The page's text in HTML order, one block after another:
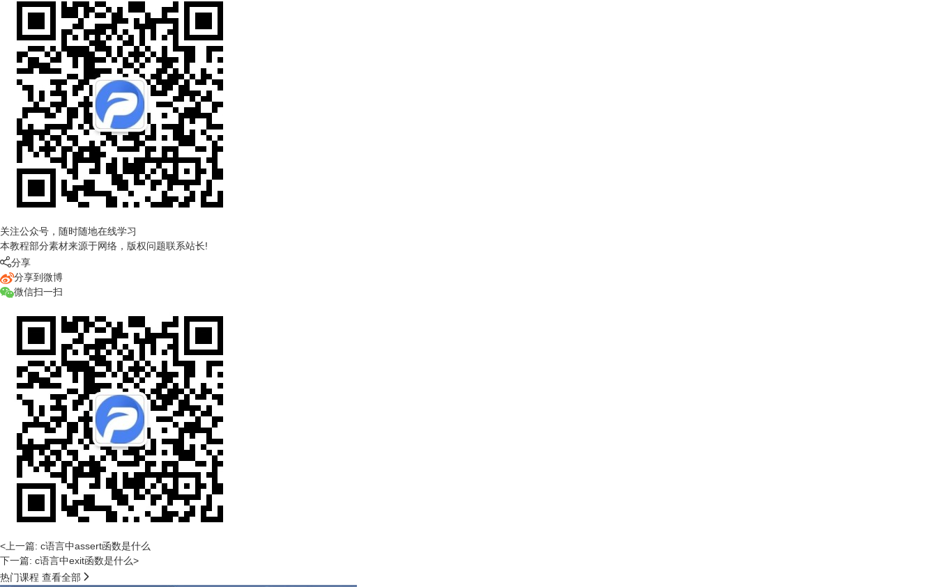
关注公众号，随时随地在线学习
本教程部分素材来源于网络，版权问题联系站长!
分享
分享到微博
微信扫一扫
<上一篇: c语言中assert函数是什么
下一篇: c语言中exit函数是什么>
热门课程 查看全部 